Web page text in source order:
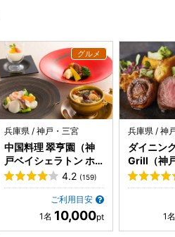
兵庫県 / 神戸・三宮
中国料理 翠亨園（神
戸ベイシェラトン ホ
テル&タワーズ内）
4.2 (159)
ご利用目安
10,000
兵庫県 / 神
ダイニン
Grill（神
トン ホテ
内）